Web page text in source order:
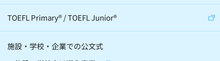
TOEFL Primary®/TOEFL Junior®
施設・学校・企業での公文式